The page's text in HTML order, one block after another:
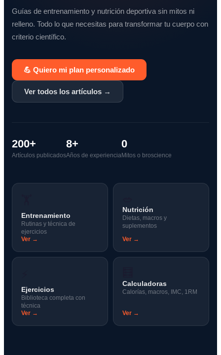
Guías de entrenamiento y nutrición deportiva sin mitos ni
relleno. Todo lo que necesitas para transformar tu cuerpo con
criterio científico.
💪 Quiero mi plan personalizado
Ver todos los artículos →
200+
Artículos publicados
8+
Años de experiencia
0
Mitos o broscience
Entrenamiento
Rutinas y técnica de
ejercicios
Ver →
Nutrición
Dietas, macros y
suplementos
Ver →
Ejercicios
Biblioteca completa con
técnica
Ver →
Calculadoras
Calorías, macros, IMC, 1RM
Ver →